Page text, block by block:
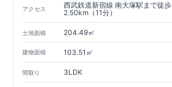
アクセス
西武鉄道新宿線 南大塚駅まで徒
2.50km（11分）
土地面積 204.49㎡
建物面積 103.51㎡
間取り 3LDK